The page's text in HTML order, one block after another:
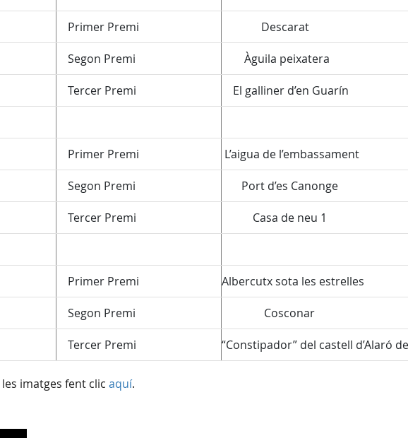
Primer Premi Descarat
Segon Premi Àguila peixatera
Tercer Premi El galliner d’en Guarín
Primer Premi L’aigua de l’embassament
Segon Premi Port d’es Canonge
Tercer Premi Casa de neu 1
Primer Premi Albercutx sota les estrelles
Segon Premi Cosconar
Tercer Premi “Constipador” del castell d’Alaró
imatges fent clic aquí.